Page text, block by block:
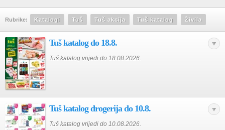
Rubrike: Katalogi Tuš Tuš akcija Tuš katalog Živila
Tuš katalog do 18.8.
Tuš katalog vrijedi do 18.08.2026.
Tuš katalog drogerija do 10.8.
Tuš katalog vrijedi do 10.08.2026.